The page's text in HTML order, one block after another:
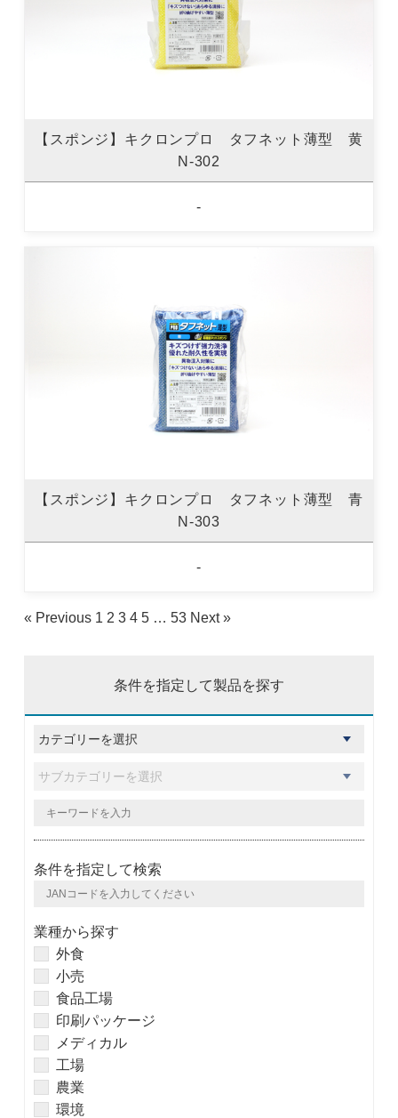
【スポンジ】キクロンプロ タフネット薄型 黄
N-302
-
【スポンジ】キクロンプロ タフネット薄型 青
N-303
-
« Previous 1 2 3 4 5 … 53 Next »
条件を指定して製品を探す
条件を指定して検索
業種から探す
外食
小売
食品工場
印刷パッケージ
メディカル
工場
農業
環境